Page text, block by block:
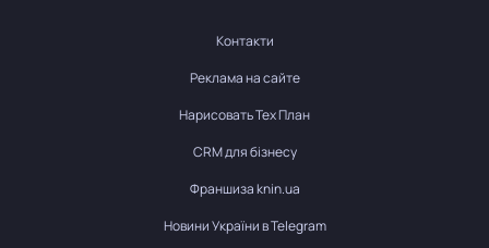
Контакти
Реклама на сайте
Нарисовать Тех План
CRM для бізнесу
Франшиза knin.ua
Новини України в Telegram